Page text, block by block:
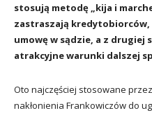
stosują metodę „kija i
zastraszają
umowę w sądzie, a z
atrakcyjne warunki dalszej
Oto najczęściej stosowane
nakłonienia Frankowiczów do